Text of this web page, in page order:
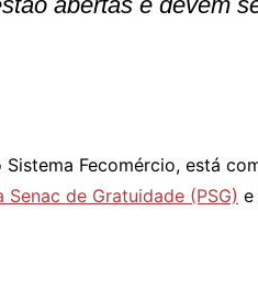
Fecomércio, está
Senac de Gratuidade (PSG) e